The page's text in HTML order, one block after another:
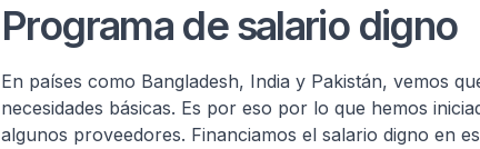
Programa de salario digno
En países como Bangladesh, India y Pakistán, vemos
necesidades básicas. Es por eso por lo que hemos
algunos proveedores. Financiamos el salario digno en